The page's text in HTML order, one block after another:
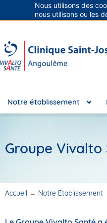
Groupe Vivalto Santé Entre
Notre établissement
Groupe Vivalto
Accueil → Notre Établissement
Nous utilisons des
nous utilisons ou les